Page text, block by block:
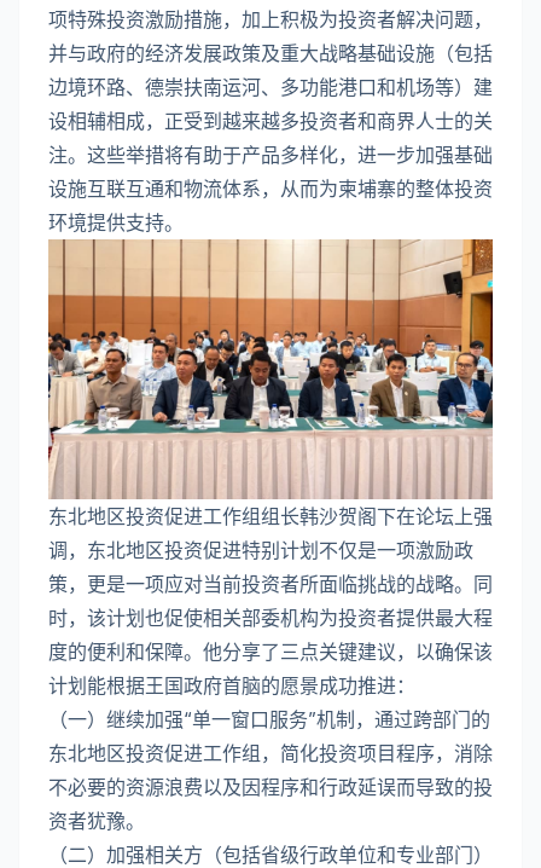
项特殊投资激励措施，加上积极为投资者解决问题，
并与政府的经济发展政策及重大战略基础设施（包括
边境环路、德崇扶南运河、多功能港口和机场等）建
设相辅相成，正受到越来越多投资者和商界人士的关
注。这些举措将有助于产品多样化，进一步加强基础
设施互联互通和物流体系，从而为柬埔寨的整体投资
环境提供支持。
东北地区投资促进工作组组长韩沙贺阁下在论坛上强
调，东北地区投资促进特别计划不仅是一项激励政
策，更是一项应对当前投资者所面临挑战的战略。同
时，该计划也促使相关部委机构为投资者提供最大程
度的便利和保障。他分享了三点关键建议，以确保该
计划能根据王国政府首脑的愿景成功推进：
（一）继续加强“单一窗口服务”机制，通过跨部门的
东北地区投资促进工作组，简化投资项目程序，消除
不必要的资源浪费以及因程序和行政延误而导致的投
资者犹豫。
（二）加强相关方（包括省级行政单位和专业部门）